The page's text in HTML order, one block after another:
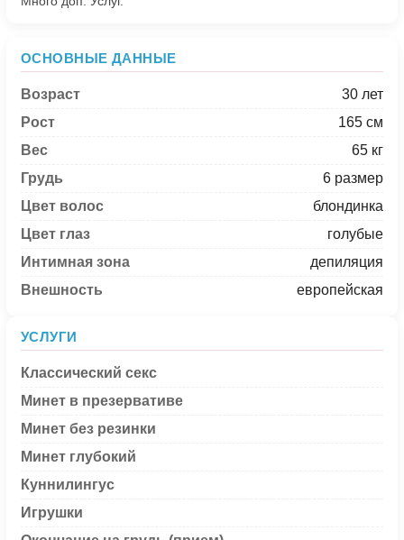
ОСНОВНЫЕ ДАННЫЕ
Возраст
30 лет
Рост
165 см
Вес
65 кг
Грудь
6 размер
Цвет волос
блондинка
Цвет глаз
голубые
Интимная зона
депиляция
Внешность
европейская
УСЛУГИ
Классический секс
Минет в презервативе
Минет без резинки
Минет глубокий
Куннилингус
Игрушки